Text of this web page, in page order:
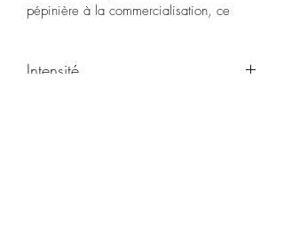
pépinière à la commercialisation, ce
Intensité